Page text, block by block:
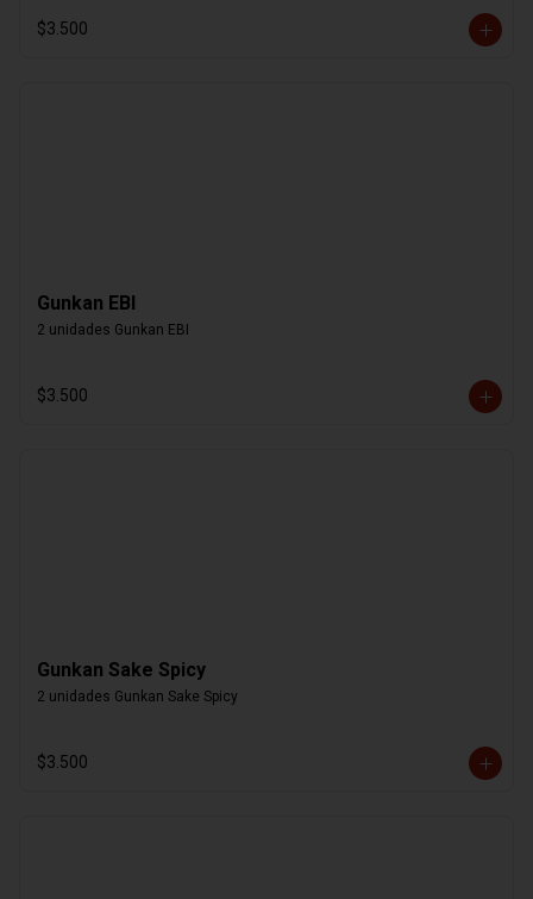
$3.500
Gunkan EBI
2 unidades Gunkan EBI
$3.500
Gunkan Sake Spicy
2 unidades Gunkan Sake Spicy
$3.500